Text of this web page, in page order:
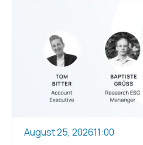
August 25, 202611:00